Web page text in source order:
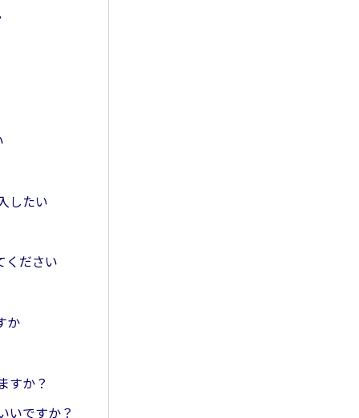
したい
ください
か
すか？
いですか？